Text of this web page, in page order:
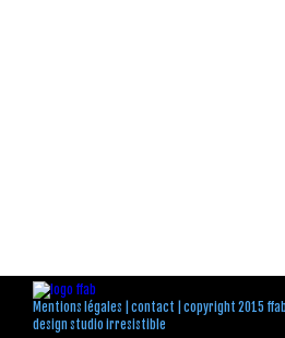
Mentions légales contact | copyright 2015
design studio irresistible